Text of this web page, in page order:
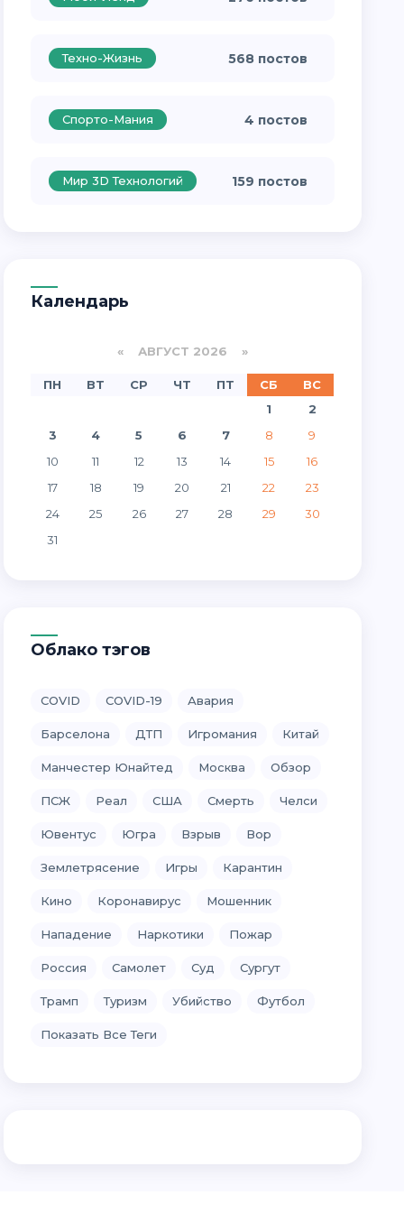
Техно-Жизнь 568 постов
Спорто-Мания 4 постов
Мир 3D Технологий 159 постов
Календарь
«АВГУСТ 2026 »
ПН ВТ СР ЧТ ПТ СБ
ВС
1
2
3
4 5 6 7 8
9
10
11 12 13 14 15
16
17
18 19 20 21 22
23
24
25 26 27 28 29
30
31
Облако тэгов
COVID COVID-19 Авария
Барселона ДТП Игромания Китай
Манчестер Юнайтед Москва Обзор
ПСЖ Реал США Смерть Челси
Ювентус Югра Взрыв Вор
Землетрясение Игры Карантин
Кино Коронавирус Мошенник
Нападение Наркотики Пожар
Россия Самолет Суд Сургут
Трамп Туризм Убийство Футбол
Показать Все Теги